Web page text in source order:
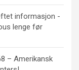
informasjon -
lenge før
– Amerikansk